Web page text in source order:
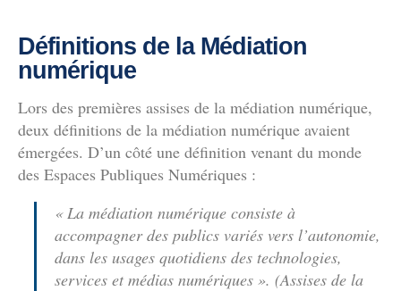
Définitions de la Médiation
numérique
Lors des premières assises de la médiation numérique,
deux définitions de la médiation numérique avaient
émergées. D’un côté une définition venant du monde
des Espaces Publiques Numériques :
« La médiation numérique consiste à
accompagner des publics variés vers l’autonomie,
dans les usages quotidiens des technologies,
services et médias numériques ». (Assises de la